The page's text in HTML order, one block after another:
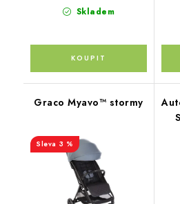
Skladem
Graco Myavo™ stormy
3 %